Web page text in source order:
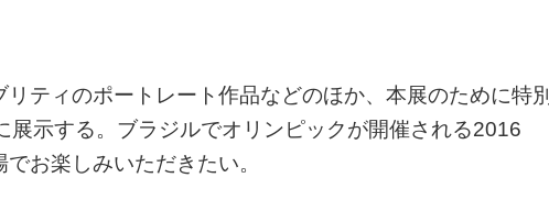
ティのポートレート作品などのほか、本展のために特別
示する。ブラジルでオリンピックが開催される2016
お楽しみいただきたい。